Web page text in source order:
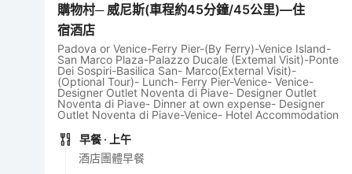
購物村─ 威尼斯(車程約45分鐘/45公里)—住
宿酒店
Padova or Venice-Ferry Pier-(By Ferry)-Venice Island-
San Marco Plaza-Palazzo Ducale (Extemal Visit)-Ponte
Dei Sospiri-Basilica San- Marco(External Visit)-
(Optional Tour)- Lunch- Ferry Pier-Venice- Venice-
Designer Outlet Noventa di Piave- Designer Outlet
Noventa di Piave- Dinner at own expense- Designer
Outlet Noventa di Piave-Venice- Hotel Accommodation
早餐 · 上午
酒店團體早餐